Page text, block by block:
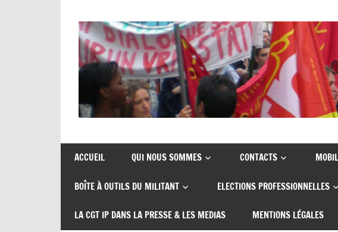
content
CGT
insertion
probation
de
syndicats
insertion
ACCUEIL QUI NOUS SOMMES CONTACTS
BOÎTE À OUTILS DU MILITANT ELECTIONS PROFESSIONNELLES
LA CGT IP DANS LA PRESSE & LES MEDIAS MENTIONS LÉGALES